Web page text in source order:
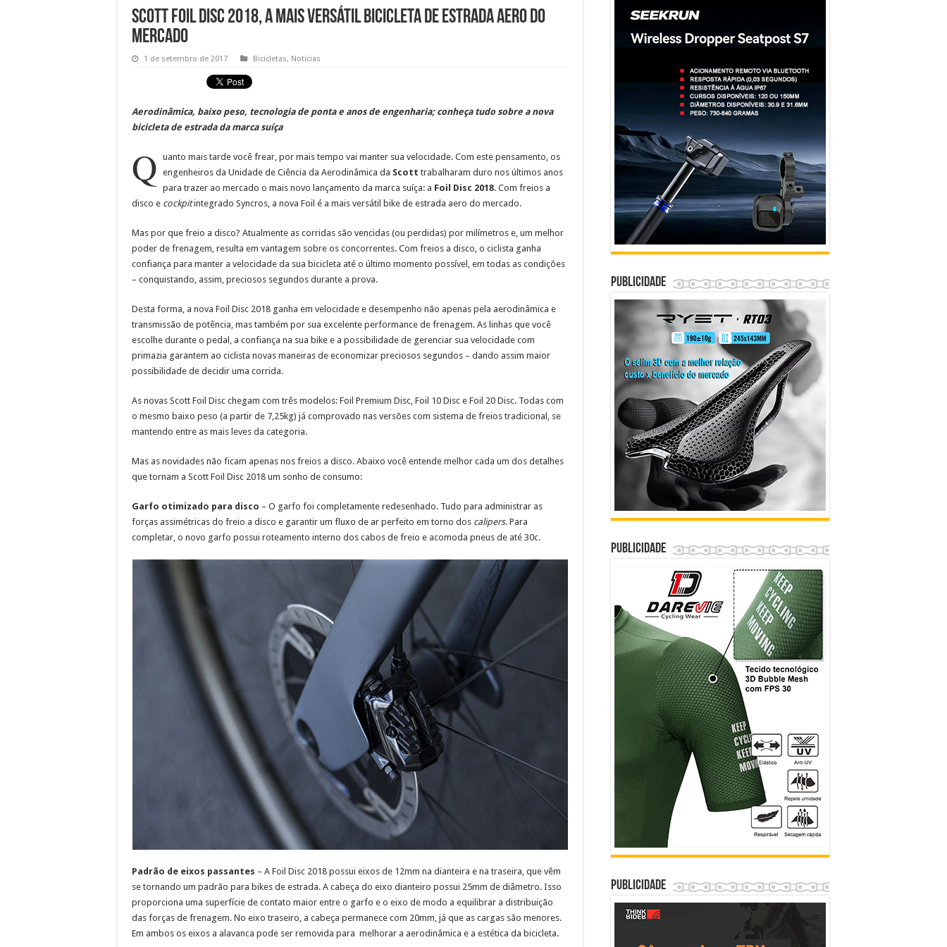
Scott Foil Disc 2018, a mais versátil bicicleta de estrada aero do
mercado
1 de setembro de 2017 Bicicletas, Notícias
Aerodinâmica, baixo peso, tecnologia de ponta e anos de engenharia; conheça tudo sobre a nova
bicicleta de estrada da marca suíça
Q uanto mais tarde você frear, por mais tempo vai manter sua velocidade. Com este pensamento, os
engenheiros da Unidade de Ciência da Aerodinâmica da Scott trabalharam duro nos últimos anos
para trazer ao mercado o mais novo lançamento da marca suíça: a Foil Disc 2018. Com freios a
disco e cockpitintegrado Syncros, a nova Foil é a mais versátil bike de estrada aero do mercado.
Mas por que freio a disco? Atualmente as corridas são vencidas (ou perdidas) por milímetros e, um melhor
poder de frenagem, resulta em vantagem sobre os concorrentes. Com freios a disco, o ciclista ganha
confiança para manter a velocidade da sua bicicleta até o último momento possível, em todas as condições
– conquistando, assim, preciosos segundos durante a prova.
Desta forma, a nova Foil Disc 2018 ganha em velocidade e desempenho não apenas pela aerodinâmica e
transmissão de potência, mas também por sua excelente performance de frenagem. As linhas que você
escolhe durante o pedal, a confiança na sua bike e a possibilidade de gerenciar sua velocidade com
primazia garantem ao ciclista novas maneiras de economizar preciosos segundos – dando assim maior
possibilidade de decidir uma corrida.
As novas Scott Foil Disc chegam com três modelos: Foil Premium Disc, Foil 10 Disc e Foil 20 Disc. Todas com
o mesmo baixo peso (a partir de 7,25kg) já comprovado nas versões com sistema de freios tradicional, se
mantendo entre as mais leves da categoria.
Mas as novidades não ficam apenas nos freios a disco. Abaixo você entende melhor cada um dos detalhes
que tornam a Scott Foil Disc 2018 um sonho de consumo:
Garfo otimizado para disco – O garfo foi completamente redesenhado. Tudo para administrar as
forças assimétricas do freio a disco e garantir um fluxo de ar perfeito em torno dos calipers. Para
completar, o novo garfo possui roteamento interno dos cabos de freio e acomoda pneus de até 30c.
Padrão de eixos passantes – A Foil Disc 2018 possui eixos de 12mm na dianteira e na traseira, que vêm
se tornando um padrão para bikes de estrada. A cabeça do eixo dianteiro possui 25mm de diâmetro. Isso
proporciona uma superfície de contato maior entre o garfo e o eixo de modo a equilibrar a distribuição
das forças de frenagem. No eixo traseiro, a cabeça permanece com 20mm, já que as cargas são menores.
Em ambos os eixos a alavanca pode ser removida para melhorar a aerodinâmica e a estética da bicicleta.
Publicidade
Publicidade
Publicidade